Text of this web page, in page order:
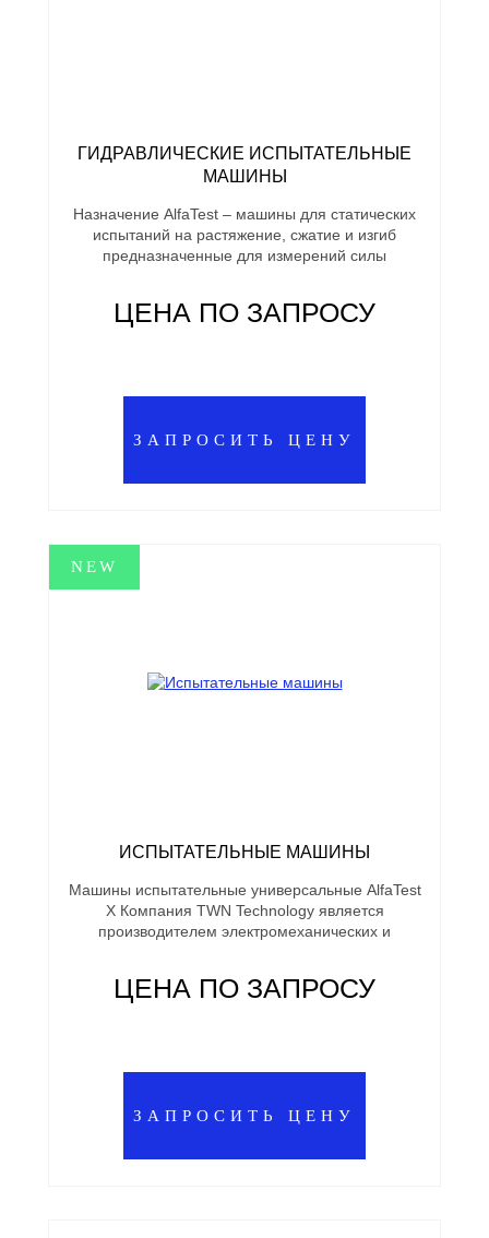
ГИДРАВЛИЧЕСКИЕ ИСПЫТАТЕЛЬНЫЕ
МАШИНЫ
Назначение AlfaTest – машины для статических
испытаний на растяжение, сжатие и изгиб
предназначенные для измерений силы
ЦЕНА ПО ЗАПРОСУ
ЗАПРОСИТЬ ЦЕНУ
ИСПЫТАТЕЛЬНЫЕ МАШИНЫ
Машины испытательные универсальные AlfaTest
X Компания TWN Technology является
производителем электромеханических и
ЦЕНА ПО ЗАПРОСУ
ЗАПРОСИТЬ ЦЕНУ